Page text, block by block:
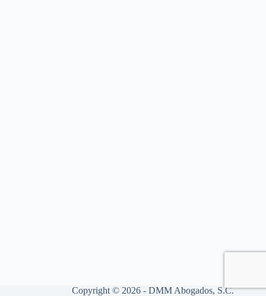
Copyright © 2026 - DMM Abogados, S.C.